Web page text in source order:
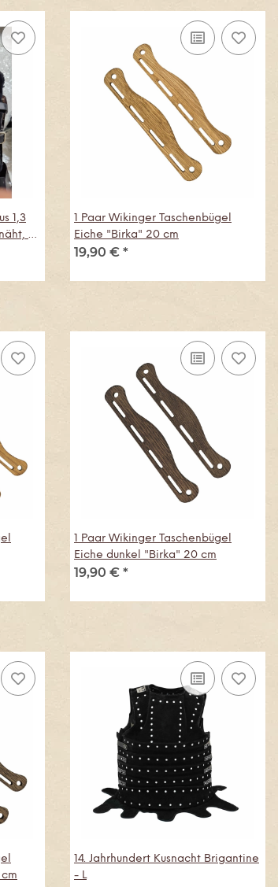
1,3
B-
1 Paar Wikinger Taschenbügel
Eiche "Birka" 20 cm
19,90 € *
1 Paar Wikinger Taschenbügel
Eiche dunkel "Birka" 20 cm
19,90 € *
14. Jahrhundert Kusnacht Brigantine
- L